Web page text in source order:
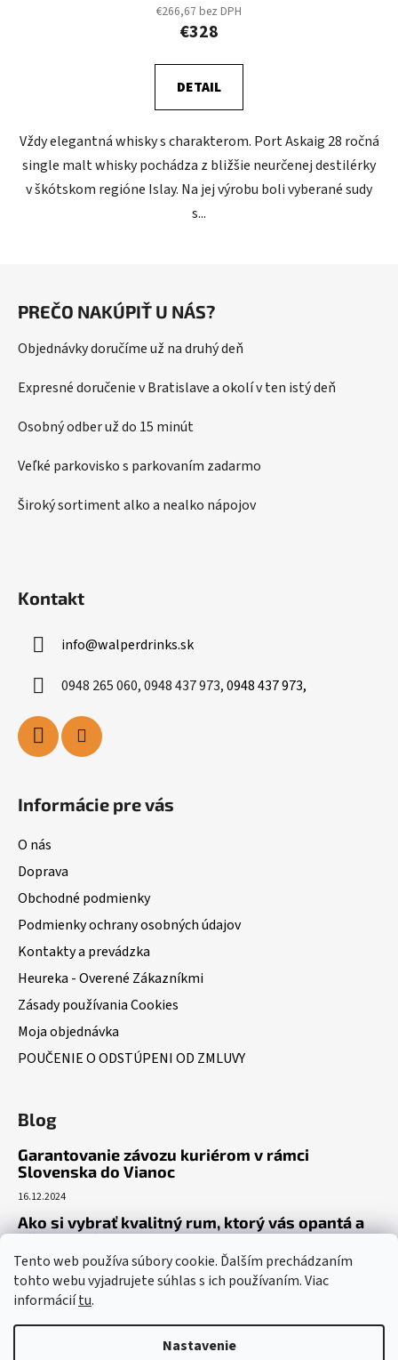
Tento web používa súbory cookie. Ďalším prechádzaním
tohto webu vyjadrujete súhlas s ich používaním. Viac
informáciítu.
Nastavenie
€266,67 bez DPH
€328
DETAIL
Vždy elegantná whisky s charakterom. Port Askaig 28 ročná
single malt whisky pochádza z bližšie neurčenej destilérky
v škótskom regióne Islay. Na jej výrobu boli vyberané sudy
s...
PREČO NAKÚPIŤ U NÁS?
Objednávky doručíme už na druhý deň
Expresné doručenie v Bratislave a okolí v ten istý deň
Osobný odber už do 15 minút
Veľké parkovisko s parkovaním zadarmo
Široký sortiment alko a nealko nápojov
Kontakt
info@walperdrinks.sk
0948 265 060, 0948 437 973,0948 437 973,
Informácie pre vás
O nás
Doprava
Obchodné podmienky
Podmienky ochrany osobných údajov
Kontakty a prevádzka
Heureka - Overené Zákazníkmi
Zásady používania Cookies
Moja objednávka
POUČENIE O ODSTÚPENI OD ZMLUVY
Blog
Garantovanie závozu kuriérom v rámci
Slovenska do Vianoc
16.12.2024
Ako si vybrať kvalitný rum, ktorý vás opantá a
už nepustí?
16.6.2023
Dokonalý gin tonic recept – ako si pripraviť toto
osviežujúce letné eso?